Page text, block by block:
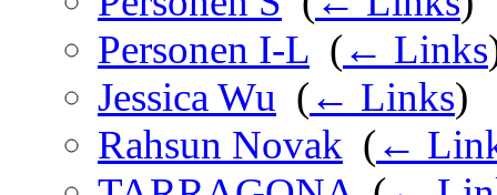
Personen I-L (← Links
Jessica Wu (← Links)
Rahsun Novak (←